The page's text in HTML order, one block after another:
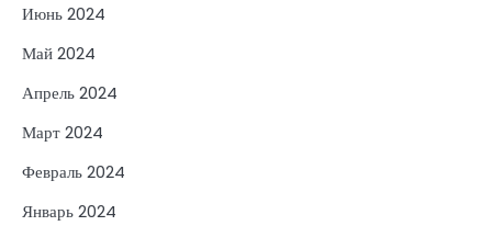
Июнь 2024
Май 2024
Апрель 2024
Март 2024
Февраль 2024
Январь 2024